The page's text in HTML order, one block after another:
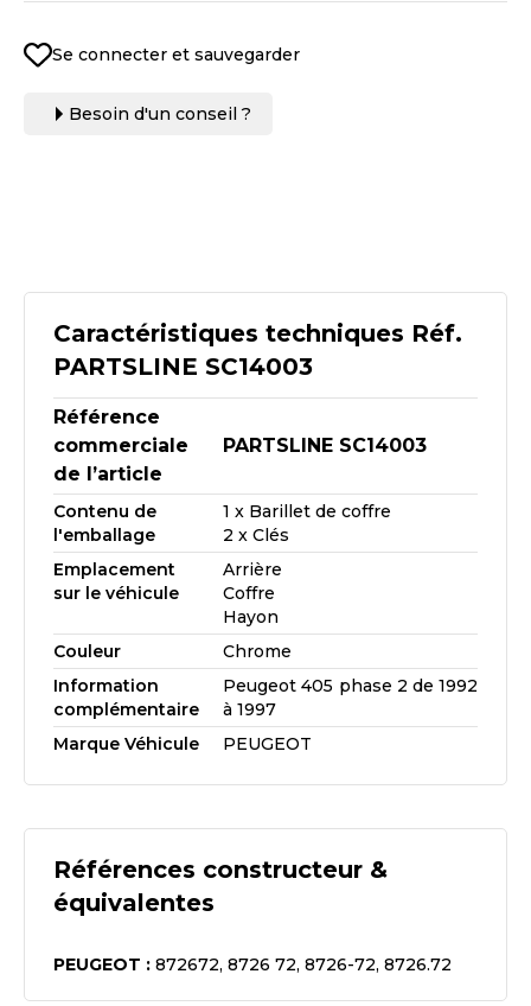
Caractéristiques techniques Réf.
PARTSLINE SC14003
Référence
commerciale
de l’article
PARTSLINE SC14003
Contenu de
l'emballage
1 x Barillet de coffre
2 x Clés
Emplacement
sur le véhicule
Arrière
Coffre
Hayon
Couleur
Chrome
Information
complémentaire
Peugeot 405 phase 2 de 1992
à 1997
Marque Véhicule
PEUGEOT
Références constructeur &
équivalentes
PEUGEOT : 872672, 8726 72, 8726-72, 8726.72
Se connecter et sauvegarder
Besoin d'un conseil ?